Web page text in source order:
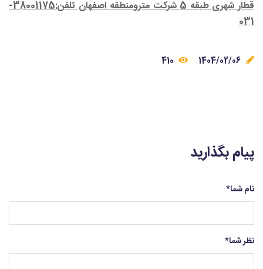
قطار شهری طبقه 5 شرکت مترومنطقه اصفهان تلفن:38001175-
031
پیام بگذارید
نام شما*
نظر شما*